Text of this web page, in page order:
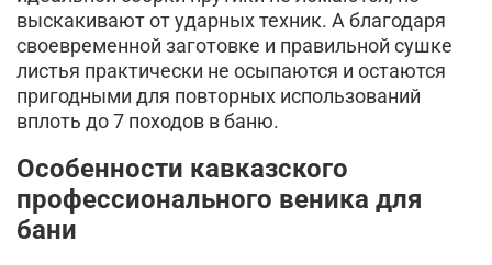
выскакивают от ударных техник. А благодаря
своевременной заготовке и правильной сушке
листья практически не осыпаются и остаются
пригодными для повторных использований
вплоть до 7 походов в баню.
Особенности кавказского
профессионального веника для
бани